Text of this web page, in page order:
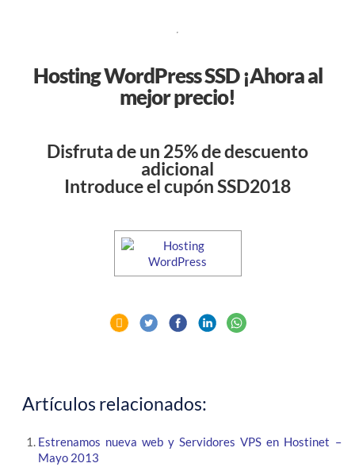
Hosting WordPress SSD ¡Ahora al
mejor precio!
Disfruta de un 25% de descuento
adicional
Introduce el cupón SSD2018
Artículos relacionados:
Estrenamos nueva web y Servidores VPS en Hostinet –
Mayo 2013